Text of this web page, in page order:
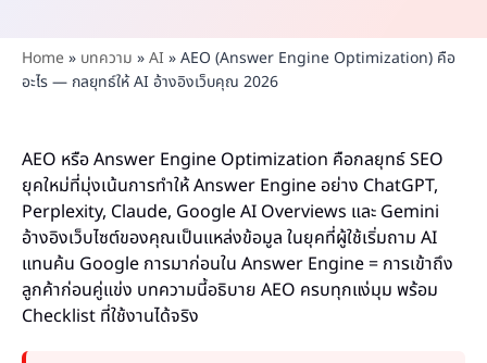
Home» บทความ »AI »AEO (Answer Engine Optimization) คือ
อะไร — กลยุทธ์ให้ AI อ้างอิงเว็บคุณ 2026
AEO หรือ Answer Engine Optimization คือกลยุทธ์ SEO
ยุคใหม่ที่มุ่งเน้นการทำให้ Answer Engine อย่าง ChatGPT,
Perplexity, Claude, Google AI Overviews และ Gemini
อ้างอิงเว็บไซต์ของคุณเป็นแหล่งข้อมูล ในยุคที่ผู้ใช้เริ่มถาม AI
แทนค้น Google การมาก่อนใน Answer Engine = การเข้าถึง
ลูกค้าก่อนคู่แข่ง บทความนี้อธิบาย AEO ครบทุกแง่มุม พร้อม
Checklist ที่ใช้งานได้จริง